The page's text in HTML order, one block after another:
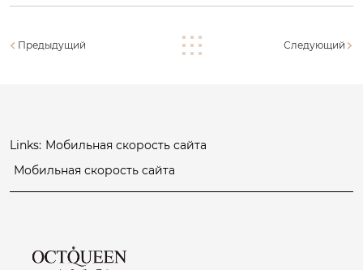
Предыдущий Следующий
Links: Мобильная скорость сайта
Мобильная скорость сайта